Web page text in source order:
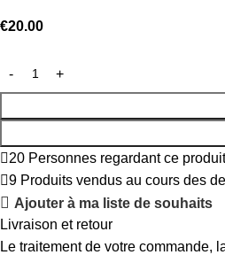
€20.00
20 Personnes regardant ce
9 Produits vendus au cours des
Ajouter à ma liste de souhaits
Livraison et retour
Le traitement de votre commande,